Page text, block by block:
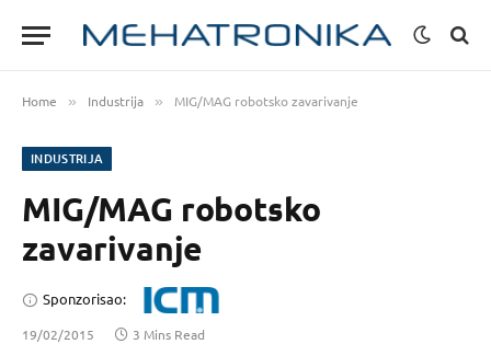
Home » Industrija » MIG/MAG robotsko zavarivanje
INDUSTRIJA
MIG/MAG robotsko
zavarivanje
Sponzorisao:
19/02/2015 3 Mins Read